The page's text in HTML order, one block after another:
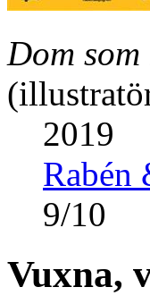
Dom
2019
Rabén
9/10
Vuxna,